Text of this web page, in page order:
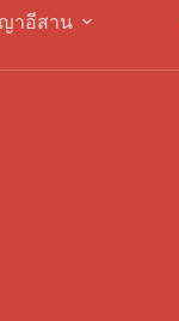
าอีสาน